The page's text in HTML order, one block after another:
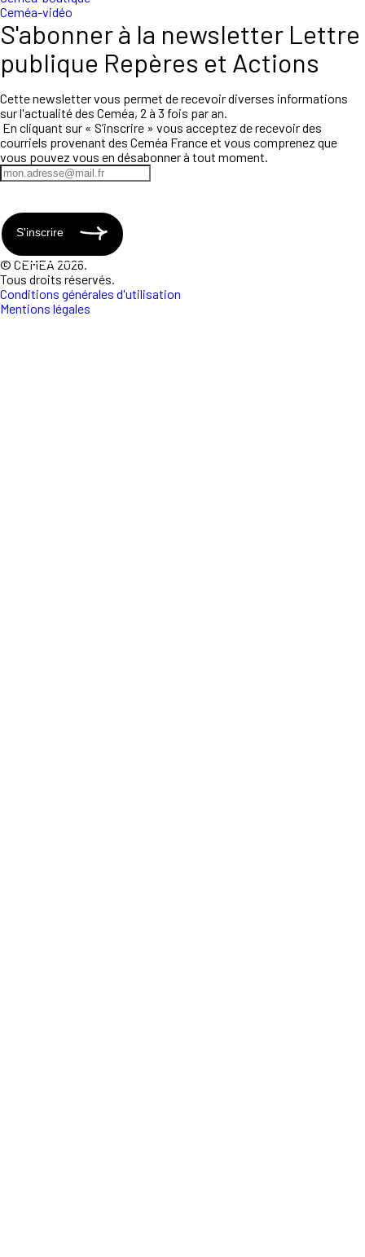
Ceméa-vidéo
S'abonner à la newsletter Lettre
publique Repères et Actions
Cette newsletter vous permet de recevoir diverses informations
sur l'actualité des Ceméa, 2 à 3 fois par an.
En cliquant sur « S’inscrire » vous acceptez de recevoir des
courriels provenant des Ceméa France et vous comprenez que
vous pouvez vous en désabonner à tout moment.
S'inscrire
© CEMEA 2026.
Tous droits réservés.
Conditions générales d'utilisation
Mentions légales